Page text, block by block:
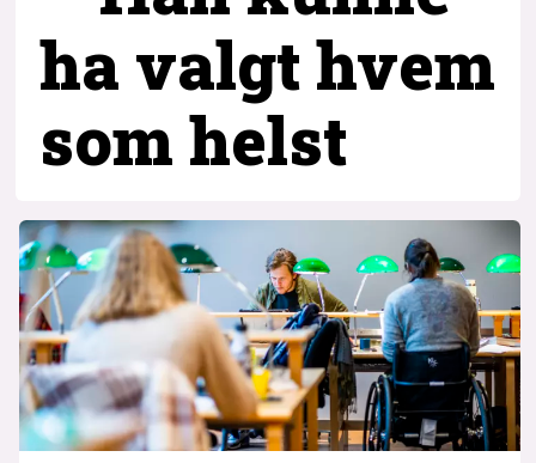
ha valgt hvem
som helst